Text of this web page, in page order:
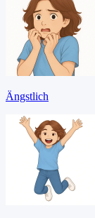
Ängstlich